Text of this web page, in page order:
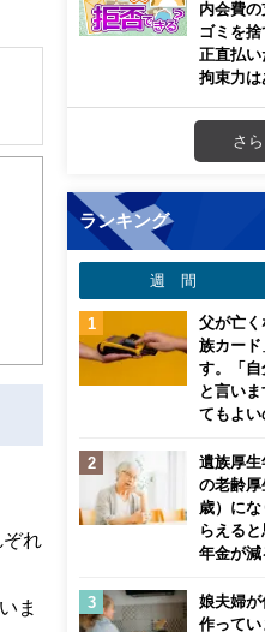
上
れ
ま
内会費
ゴミを捨
正直払い
拘束力は
さ
ランキング
週 間
父が亡く
族カード
す。「自
と言い
てもよい
遺族厚生
の老齢厚
歳）に
らえる
年金が減
娘夫婦が
作ってい